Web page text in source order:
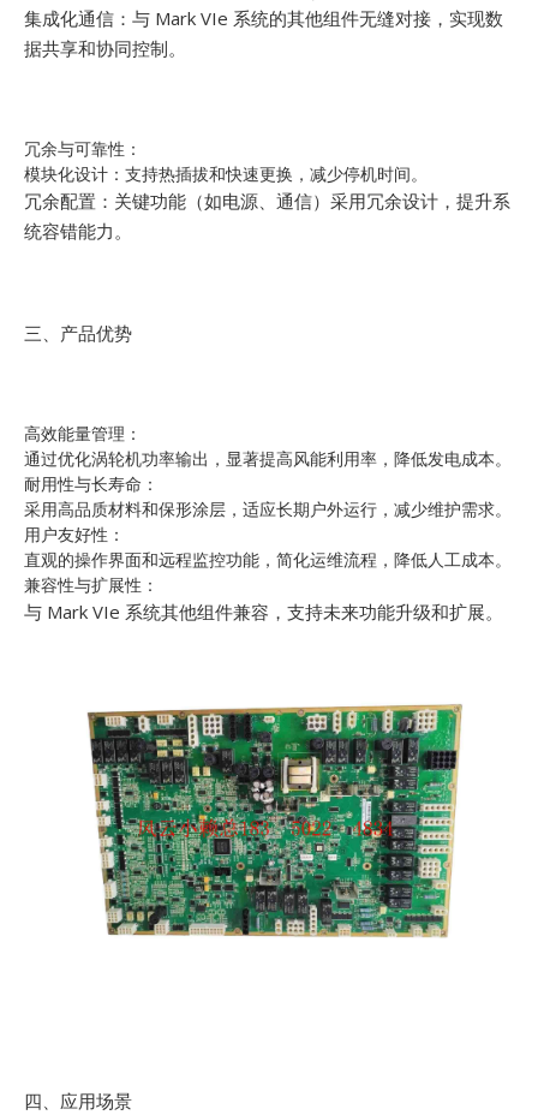
集成化通信：与 Mark VIe 系统的其他组件无缝对接，实现数
据共享和协同控制。
冗余与可靠性：
模块化设计：支持热插拔和快速更换，减少停机时间。
冗余配置：关键功能（如电源、通信）采用冗余设计，提升系
统容错能力。
三、产品优势
高效能量管理：
通过优化涡轮机功率输出，显著提高风能利用率，降低发电成本。
耐用性与长寿命：
采用高品质材料和保形涂层，适应长期户外运行，减少维护需求。
用户友好性：
直观的操作界面和远程监控功能，简化运维流程，降低人工成本。
兼容性与扩展性：
与 Mark VIe 系统其他组件兼容，支持未来功能升级和扩展。
四、应用场景